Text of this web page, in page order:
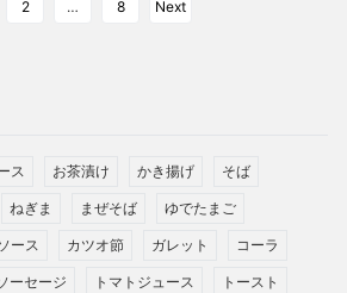
2 … 8 Next
ス お茶漬け かき揚げ そば
ねぎま まぜそば ゆでたまご
ース カツオ節 ガレット コーラ
ーセージ トマトジュース トースト